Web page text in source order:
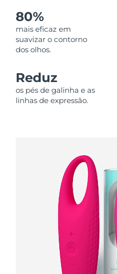
80%
mais eficaz em
suavizar o contorno
dos olhos.
Reduz
os pés de galinha e as
linhas de expressão.
Nova Zelândia
Noruega
Filipinas
Arábia Saudita